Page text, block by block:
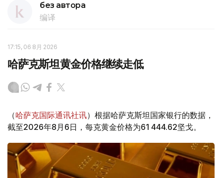
без автора
编译
17:15, 06 8月 2026
哈萨克斯坦黄金价格继续走低
（哈萨克国际通讯社讯）根据哈萨克斯坦国家银行的数据，
截至2026年8月6日，每克黄金价格为61 444.62坚戈。